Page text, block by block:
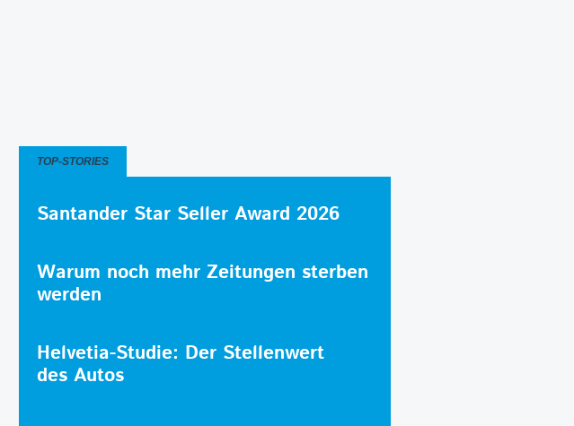
TOP-STORIES
Santander Star Seller Award 2026
Warum noch mehr Zeitungen sterben
werden
Helvetia-Studie: Der Stellenwert
des Autos